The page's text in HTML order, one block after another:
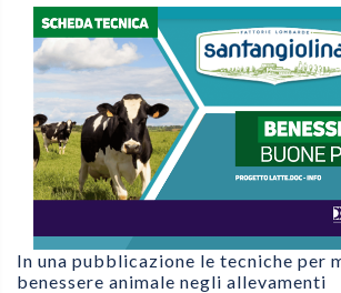
In una pubblicazione le tecniche per
benessere animale negli allevamenti